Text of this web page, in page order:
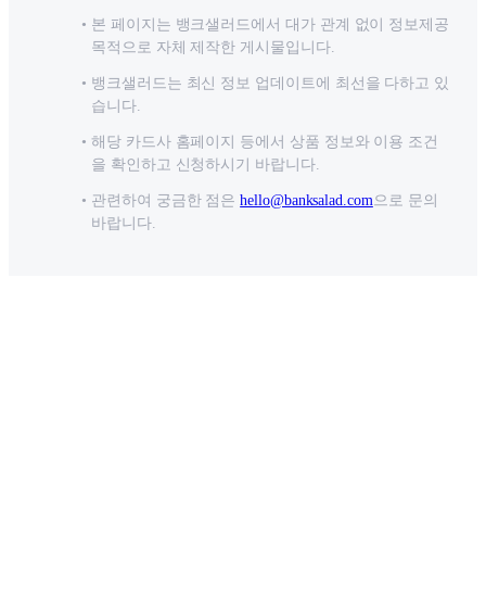
본 페이지는 뱅크샐러드에서 대가 관계 없이 정보제공
목적으로 자체 제작한 게시물입니다.
뱅크샐러드는 최신 정보 업데이트에 최선을 다하고 있
습니다.
해당 카드사 홈페이지 등에서 상품 정보와 이용 조건
을 확인하고 신청하시기 바랍니다.
관련하여 궁금한 점은 hello@banksalad.com으로 문의
바랍니다.